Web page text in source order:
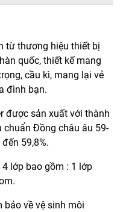
từ thương hiệu thiết bị
quốc, thiết kế mang
cầu kì, mang lại vẻ
đình bạn.
được sản xuất với thành
chuẩn Đồng châu âu 59-
59,8%.
lớp bao gồm : 1 lớp
về vệ sinh môi